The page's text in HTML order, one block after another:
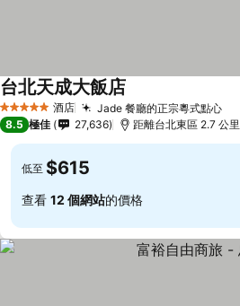
5 星級 酒店 Jade 餐廳的正宗粵式點心
台北天成大飯店
8.5 極佳 27,636 距離台北東區 2.7 公里
低至 $615
查看 12 個網站的價格